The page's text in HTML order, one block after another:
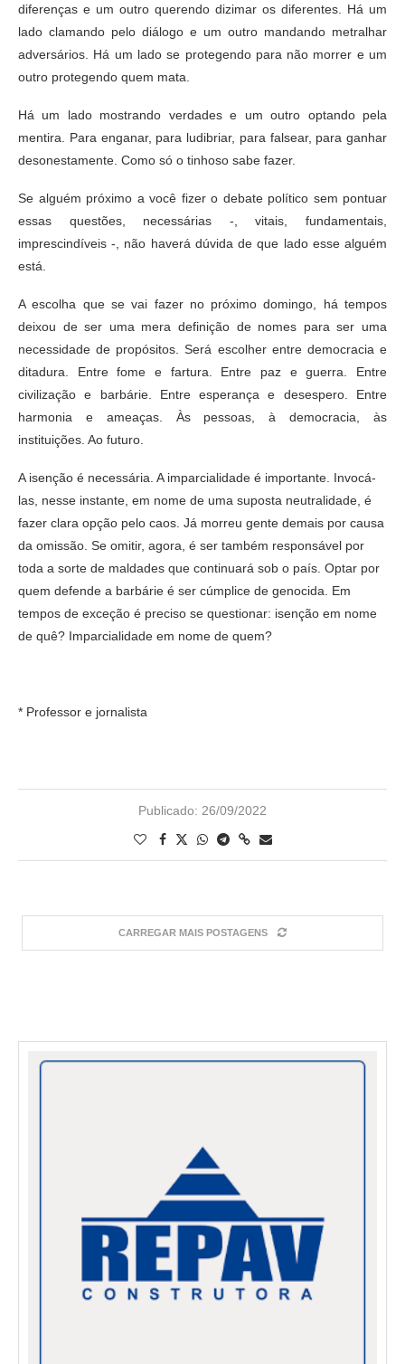
diferenças e um outro querendo dizimar os diferentes. Há um
lado clamando pelo diálogo e um outro mandando metralhar
adversários. Há um lado se protegendo para não morrer e um
outro protegendo quem mata.
Há um lado mostrando verdades e um outro optando pela
mentira. Para enganar, para ludibriar, para falsear, para ganhar
desonestamente. Como só o tinhoso sabe fazer.
Se alguém próximo a você fizer o debate político sem pontuar
essas questões, necessárias -, vitais, fundamentais,
imprescindíveis -, não haverá dúvida de que lado esse alguém
está.
A escolha que se vai fazer no próximo domingo, há tempos
deixou de ser uma mera definição de nomes para ser uma
necessidade de propósitos. Será escolher entre democracia e
ditadura. Entre fome e fartura. Entre paz e guerra. Entre
civilização e barbárie. Entre esperança e desespero. Entre
harmonia e ameaças. Às pessoas, à democracia, às
instituições. Ao futuro.
A isenção é necessária. A imparcialidade é importante. Invocá-
las, nesse instante, em nome de uma suposta neutralidade, é
fazer clara opção pelo caos. Já morreu gente demais por causa
da omissão. Se omitir, agora, é ser também responsável por
toda a sorte de maldades que continuará sob o país. Optar por
quem defende a barbárie é ser cúmplice de genocida. Em
tempos de exceção é preciso se questionar: isenção em nome
de quê? Imparcialidade em nome de quem?
* Professor e jornalista
Publicado: 26/09/2022
CARREGAR MAIS POSTAGENS